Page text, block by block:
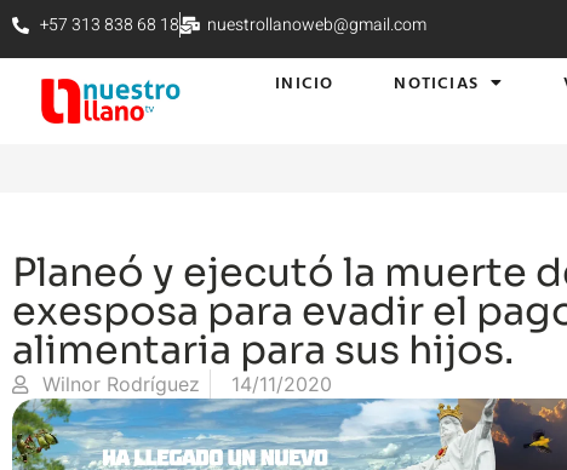
+57 313 838 68 18 nuestrollanoweb@gmail.com
INICIO NOTICIAS
Planeó y ejecutó la muerte
exesposa para evadir el
alimentaria para sus hijos.
Wilnor Rodríguez 14/11/2020